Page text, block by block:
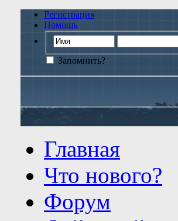
Регистрация
Помощь
Запомнить?
Главная
Что нового?
Форум